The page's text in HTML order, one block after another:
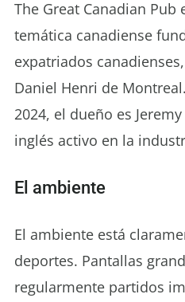
The Great Canadian
temática canadiense
expatriados
Daniel Henri de
2024, el dueño es
inglés activo en la
El ambiente
El ambiente está
deportes. Pantallas
regularmente partidos